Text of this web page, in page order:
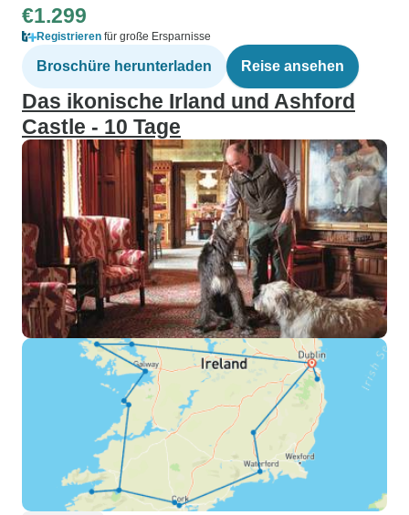
€1.299
Registrieren für große Ersparnisse
Broschüre herunterladen Reise ansehen
Das ikonische Irland und Ashford
Castle - 10 Tage